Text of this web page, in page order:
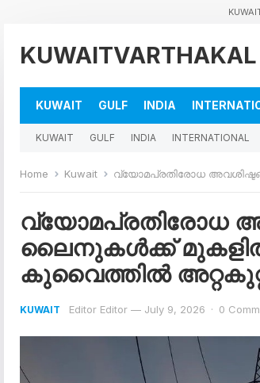
KUWAITVARTHAKAL
KUWAIT GULF INDIA
KUWAIT GULF INDIA INTERNATIONAL
Home Kuwait വ്യോമപ്രതിരോധ അവശിഷ്ടങ്ങൾ
വ്യോമപ്രതിരോധ
ലൈനുകൾക്ക് മുകളിൽ
കുവൈത്തിൽ
KUWAIT Editor Editor — July 9, 2026 · 0